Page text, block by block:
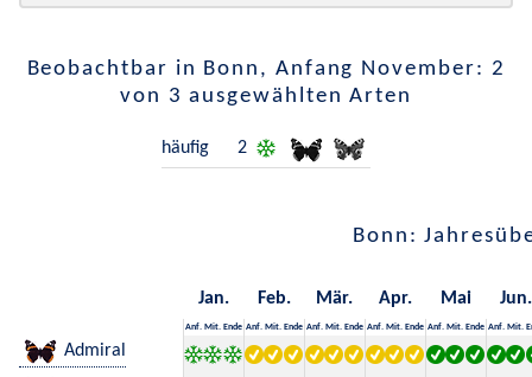
Beobachtbar in Bonn, Anfang November: 2
von 3 ausgewählten Arten
häufig 2
Bonn:
Jan. Feb. Mär. Apr. Mai Jun.
Anf. Mit. Ende Anf. Mit. Ende Anf. Mit. Ende Anf. Mit. Ende Anf. Mit. Ende Anf. Mit.
Admiral